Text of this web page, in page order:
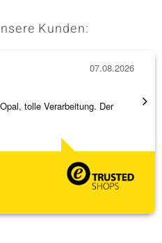
Kunden:
tolle Verarbeitung. Der
07.08.2026
Die